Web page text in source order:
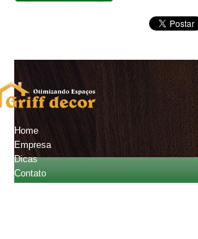
Home
Empresa
Dicas
Contato